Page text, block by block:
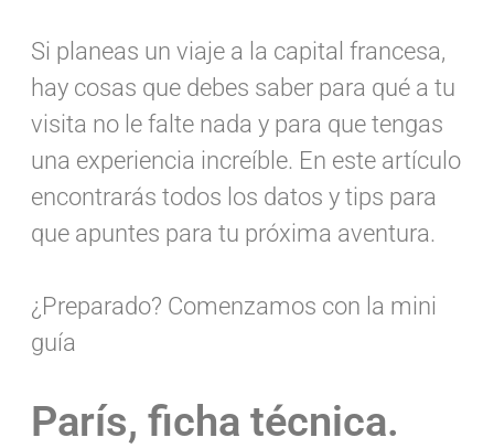
Si planeas un viaje a la capital francesa,
hay cosas que debes saber para qué a tu
visita no le falte nada y para que tengas
una experiencia increíble. En este artículo
encontrarás todos los datos y tips para
que apuntes para tu próxima aventura.
¿Preparado? Comenzamos con la mini
guía
París, ficha técnica.